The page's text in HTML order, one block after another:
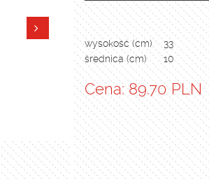
wysokość (cm)
33
średnica (cm)
10
Cena: 89.70 PLN